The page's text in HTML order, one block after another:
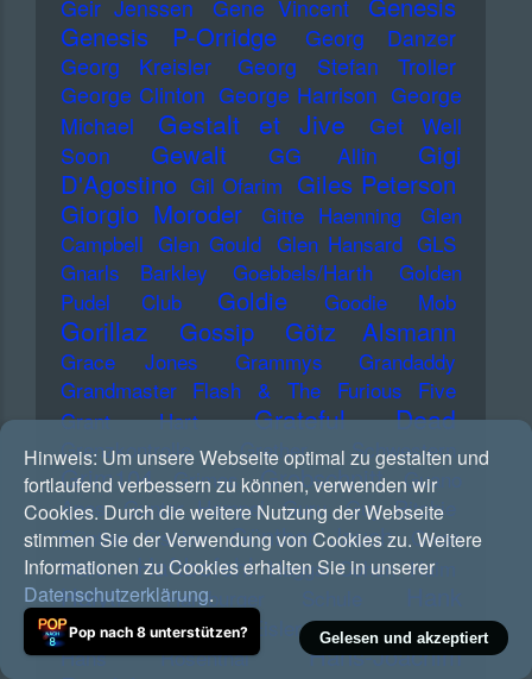
Geir Jenssen Gene Vincent
Genesis
Genesis P-Orridge
Georg Danzer
Georg Kreisler
Georg Stefan Troller
George Clinton George Harrison George
Michael
Gestalt et Jive
Get Well
Soon
Gewalt GG Allin
Gigi
D'Agostino Gil Ofarim Giles Peterson
Giorgio Moroder
Gitte Haenning
Glen
Campbell Glen Gould Glen Hansard GLS
Gnarls Barkley
Goebbels/Harth
Golden
Pudel Club
Goldie Goodie Mob
Gorillaz Gossip Götz Alsmann
Grace Jones Grammys
Grandaddy
Grandmaster Flash & The Furious Five
Grant Hart
Grateful Dead
Grenzkontrolle Grether Schwestern
Grim104 Grimes Grobschnitt
Guano
Apes
Gunter Hampel Guru
Guy Ritchie
Günther Fischer
Günther Jauch
Gwen
Stefani Haftbefehl Haggai Cohen Haim
Haiyti Hamburger Schule
Williams
Hanns Eisler
Hans Reichel
Hans Rosenthal
Hans-Joachim
Hinweis: Um unsere Webseite optimal zu gestalten und
fortlaufend verbessern zu können, verwenden wir
Cookies. Durch die weitere Nutzung der Webseite
stimmen Sie der Verwendung von Cookies zu. Weitere
Informationen zu Cookies erhalten Sie in unserer
Datenschutzerklärung.
Gelesen und akzeptiert
Pop nach 8 unterstützen?